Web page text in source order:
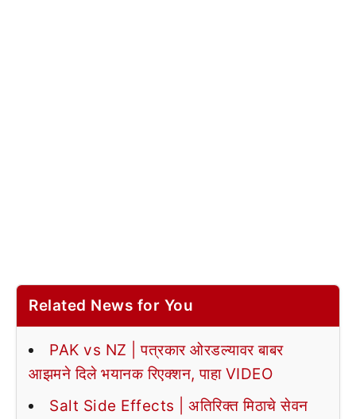
Related News for You
PAK vs NZ | पत्रकार ओरडल्यावर बाबर
आझमने दिले भयानक रिएक्शन, पाहा VIDEO
Salt Side Effects | अतिरिक्त मिठाचे सेवन